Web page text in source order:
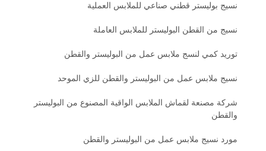
نسيج بوليستر قطني صناعي للملابس العملية
نسيج من القطن البوليستر للملابس العاملة
توريد كمي لنسج ملابس عمل من البوليستر والقطن
نسيج ملابس عمل من البوليستر والقطن للزي الموحد
شركة مصنعة لقماش الملابس الواقية المصنوع من البوليستر
والقطن
مورد نسيج ملابس عمل من البوليستر والقطن